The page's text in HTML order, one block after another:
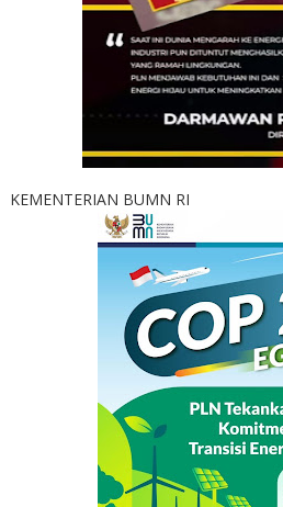
KEMENTERIAN BUMN RI